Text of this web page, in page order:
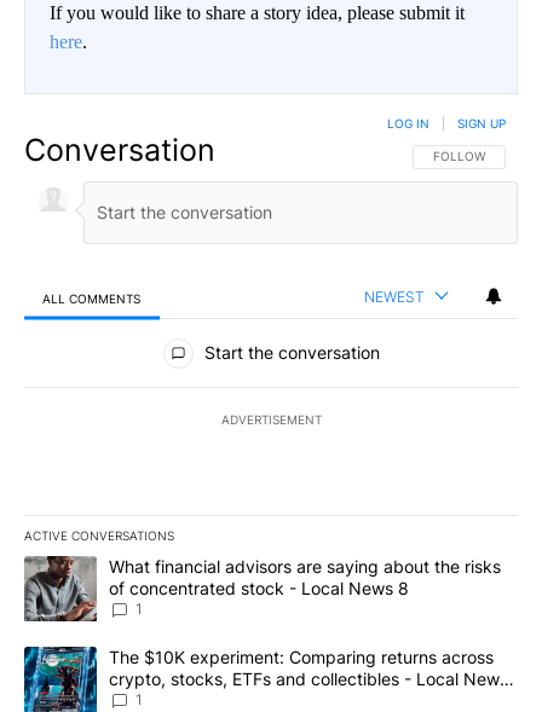
If you would like to share a story idea, please submit it
here.
Conversation FOLLOW THIS
FOLLOW
LOG IN SIGN UP
ALL COMMENTS NEWEST
All Comments
Start the conversation
ADVERTISEMENT
ACTIVE CONVERSATIONS
The following is a list of the most commented articles in the last
A trending article titled "What financial advisors are saying
What financial advisors are saying about the risks
of concentrated stock - Local News 8
1
A trending article titled "The $10K experiment: Comparing
The $10K experiment: Comparing returns across
crypto, stocks, ETFs and collectibles - Local News
8
1